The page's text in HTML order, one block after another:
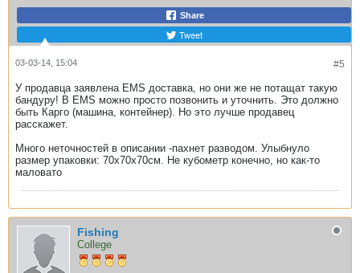
Share
Tweet
#5
03-03-14, 15:04
У продавца заявлена EMS доставка, но они же не потащат такую
бандуру! В EMS можно просто позвонить и уточнить. Это должно
быть Карго (машина, контейнер). Но это лучше продавец
расскажет.
Много неточностей в описании -пахнет разводом. Улыбнуло
размер упаковки: 70х70х70см. Не кубометр конечно, но как-то
маловато
Fishing
College